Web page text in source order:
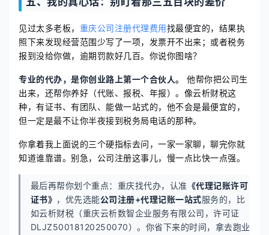
见过太多老板， 重庆公司注册代理费用找最便宜的，结果执
照下来发现经营范围少写了一项，发票开不出来；或者税务
报到没给你做，逾期罚款好几百。你说你图啥？
专业的代办，是你创业路上第一个合伙人。
他帮你把公司生
出来，还帮你养好（代账、报税、年报）。像云析财税这
种，有证书、有团队、能做一站式的，他不会是最便宜的，
但一定是最不让你半夜接到税务局电话的那种。
你拿着我上面说的三个硬指标去问，一家一家聊，聊完你就
知道谁靠谱。别急，公司注册这事儿，慢一点比快一点强。
最后再帮你划个重点：重庆找代办，认准 《代理记账许可
证书》 ，优先选能公司注册+代理记账一站式服务的，比
如云析财税（重庆云析数智企业服务有限公司，许可证
DLJZ50018120250070）。你省下来的时间，拿去跑业